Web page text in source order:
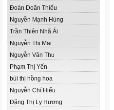
Đoàn Doãn Thiếu
Nguyễn Mạnh Hùng
Trần Thiên Nhã Ái
Nguyễn Thị Mai
Nguyễn Văn Thu
Phạm Thị Yến
bùi thị hồng hoa
Nguyễn Chí Hiếu
Đặng Thị Ly Hương